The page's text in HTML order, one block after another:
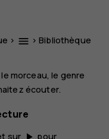
> menu >Bibliothèque
morceau, le genre
écouter.
sur
pour